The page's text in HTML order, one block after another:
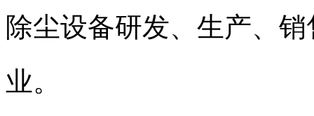
除尘设备研发、生产、
业。